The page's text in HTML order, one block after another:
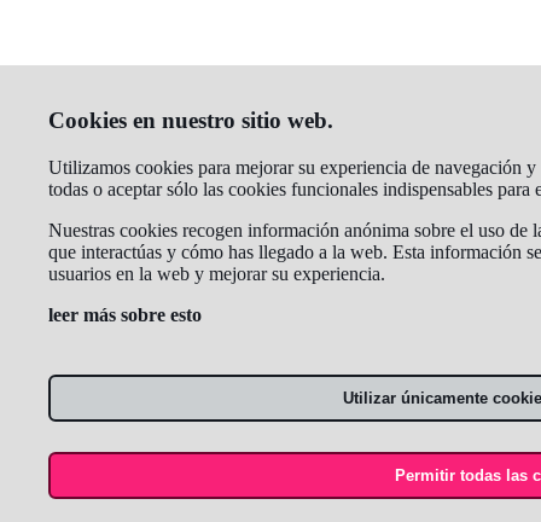
Cookies en nuestro sitio web.
Utilizamos cookies para mejorar su experiencia de navegación
todas o aceptar sólo las cookies funcionales indispensables
Nuestras cookies recogen información anónima sobre el uso de
que interactúas y cómo has llegado a la web. Esta información
usuarios en la web y mejorar su experiencia.
leer más sobre esto
Utilizar únicamente
Permitir todas las